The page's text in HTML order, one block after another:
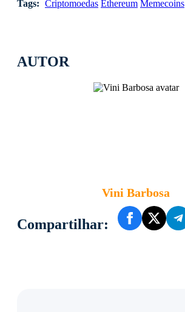
AUTOR
Vini Barbosa
Compartilhar:
Tags: Criptomoedas Ethereum Memecoins